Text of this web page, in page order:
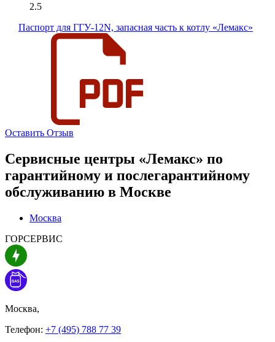
2.5
Паспорт для ГГУ-12N, запасная часть к котлу «Лемакс»
Оставить Отзыв
Сервисные центры «Лемакс» по
гарантийному и послегарантийному
обслуживанию в Москве
Москва
ГОРСЕРВИС
Москва,
Телефон: +7 (495) 788 77 39